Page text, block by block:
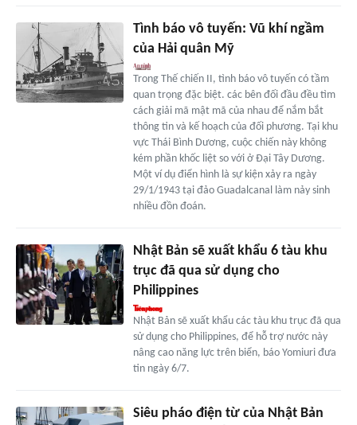
Tình báo vô tuyến: Vũ khí ngầm
của Hải quân Mỹ
Trong Thế chiến II, tình báo vô tuyến có tầm
quan trọng đặc biệt. các bên đối đầu đều tìm
cách giải mã mật mã của nhau để nắm bắt
thông tin và kế hoạch của đối phương. Tại khu
vực Thái Bình Dương, cuộc chiến này không
kém phần khốc liệt so với ở Đại Tây Dương.
Một ví dụ điển hình là sự kiện xảy ra ngày
29/1/1943 tại đảo Guadalcanal làm nảy sinh
nhiều đồn đoán.
Nhật Bản sẽ xuất khẩu 6 tàu khu
trục đã qua sử dụng cho
Philippines
Nhật Bản sẽ xuất khẩu các tàu khu trục đã qua
sử dụng cho Philippines, để hỗ trợ nước này
nâng cao năng lực trên biển, báo Yomiuri đưa
tin ngày 6/7.
Siêu pháo điện từ của Nhật Bản